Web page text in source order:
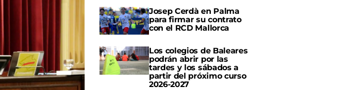
Josep Cerdà en Palma
para firmar su contrato
con el RCD Mallorca
Los colegios de Baleares
podrán abrir por las
tardes y los sábados a
partir del próximo curso
2026-2027